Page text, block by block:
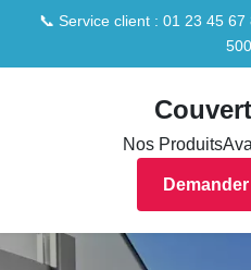
📞 Service client : 01 23 45
Nos Produits